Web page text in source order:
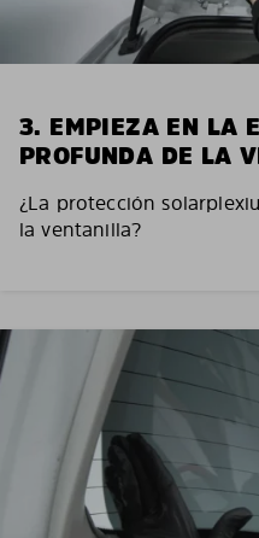
3. EMPIEZA EN LA
PROFUNDA DE LA
¿La protección
la ventanilla?